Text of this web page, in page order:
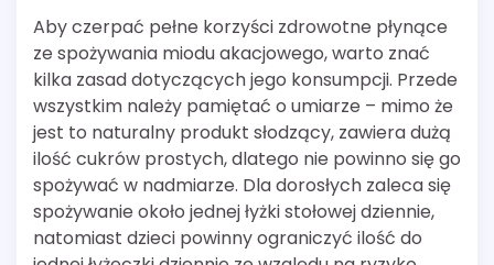
Aby czerpać pełne korzyści zdrowotne płynące
ze spożywania miodu akacjowego, warto znać
kilka zasad dotyczących jego konsumpcji. Przede
wszystkim należy pamiętać o umiarze – mimo że
jest to naturalny produkt słodzący, zawiera dużą
ilość cukrów prostych, dlatego nie powinno się go
spożywać w nadmiarze. Dla dorosłych zaleca się
spożywanie około jednej łyżki stołowej dziennie,
natomiast dzieci powinny ograniczyć ilość do